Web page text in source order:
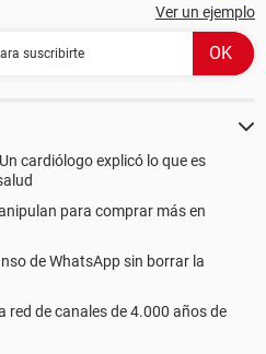
Ver un ejemplo
cardiólogo explicó lo que es
para comprar más en
de WhatsApp sin borrar la
red de canales de 4.000 años de